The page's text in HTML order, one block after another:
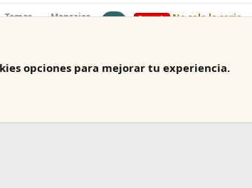
Temas Mensajes Cerrado No sale la serie
opciones para mejorar tu experiencia.